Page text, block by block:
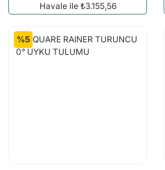
Havale ile ₺3.155,56
%5